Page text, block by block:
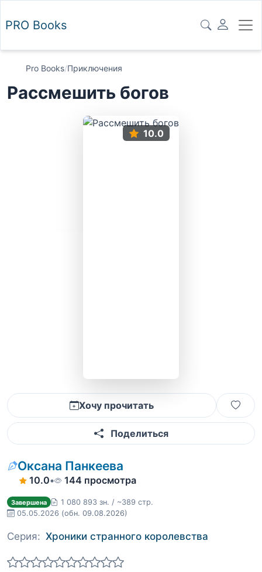
PRO Books
Pro Books/Приключения
Рассмешить богов
10.0
Хочу прочитать
Поделиться
Оксана Панкеева
10.0• 144 просмотра
Завершена
1 080 893 зн. / ~389 стр.
05.05.2026 (обн. 09.08.2026)
Серия: Хроники странного королевства